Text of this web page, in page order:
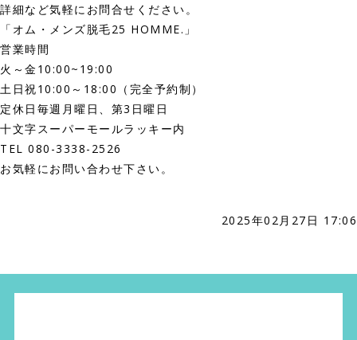
詳細など気軽にお問合せください。
「オム・メンズ脱毛25 HOMME.」
営業時間
火～金10:00~19:00
土日祝10:00～18:00（完全予約制）
定休日毎週月曜日、第3日曜日
十文字スーパーモールラッキー内
TEL 080-3338-2526
お気軽にお問い合わせ下さい。
2025年02月27日 17:06